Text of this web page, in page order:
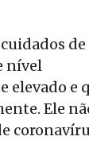
nível
e
Ele